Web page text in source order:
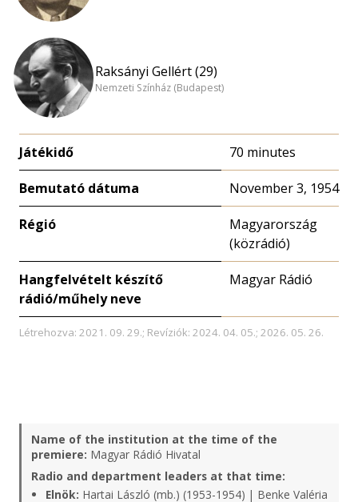
Raksányi Gellért (29)
Nemzeti Színház (Budapest)
Játékidő 70 minutes
Bemutató dátuma November 3, 1954
Régió
Magyarország
(közrádió)
Hangfelvételt készítő
rádió/műhely neve
Magyar Rádió
Létrehozva: 2021. 09. 29.; Revíziók: 2024. 04. 05.; 2026. 05. 26.
Name of the institution at the time of the
premiere: Magyar Rádió Hivatal
Radio and department leaders at that time:
Elnök: Hartai László (mb.) (1953-1954) | Benke Valéria